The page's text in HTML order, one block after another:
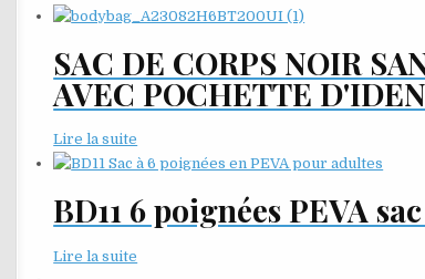
SAC DE CORPS NOIR
AVEC POCHETTE
Lire la suite
BD11 6 poignées PEVA
Lire la suite